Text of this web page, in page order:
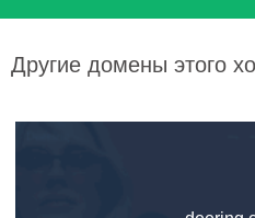
Другие домены этого